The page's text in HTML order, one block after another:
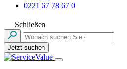
0221 67 78 67 0
Schließen
Jetzt suchen